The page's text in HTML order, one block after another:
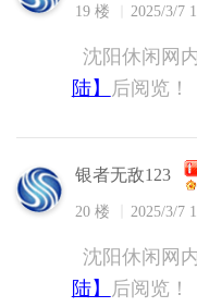
19 楼 2025/3/7
沈阳休闲网
陆】
后阅览！
银者无敌123
20 楼 2025/3/7
沈阳休闲网
陆】
后阅览！